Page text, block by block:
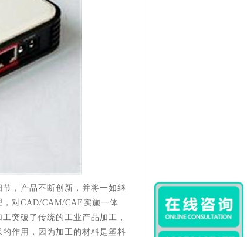
，产品不断创新，并将一如继
对CAD/CAM/CAE实施一体
突破了传统的工业产品加工，
作用，因为加工的材料是塑料